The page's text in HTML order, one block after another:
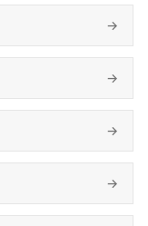
→
→
→
→